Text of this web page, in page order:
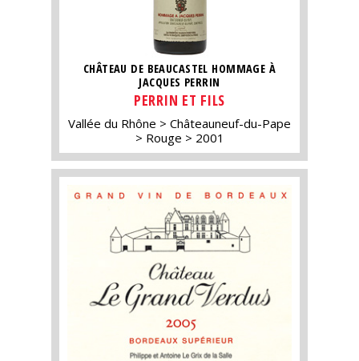
CHÂTEAU DE BEAUCASTEL HOMMAGE À
JACQUES PERRIN
PERRIN ET FILS
Vallée du Rhône
Châteauneuf-du-Pape
Rouge
2001